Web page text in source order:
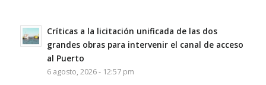
Críticas a la licitación unificada de las dos
grandes obras para intervenir el canal de acceso
al Puerto
6 agosto, 2026 - 12:57 pm